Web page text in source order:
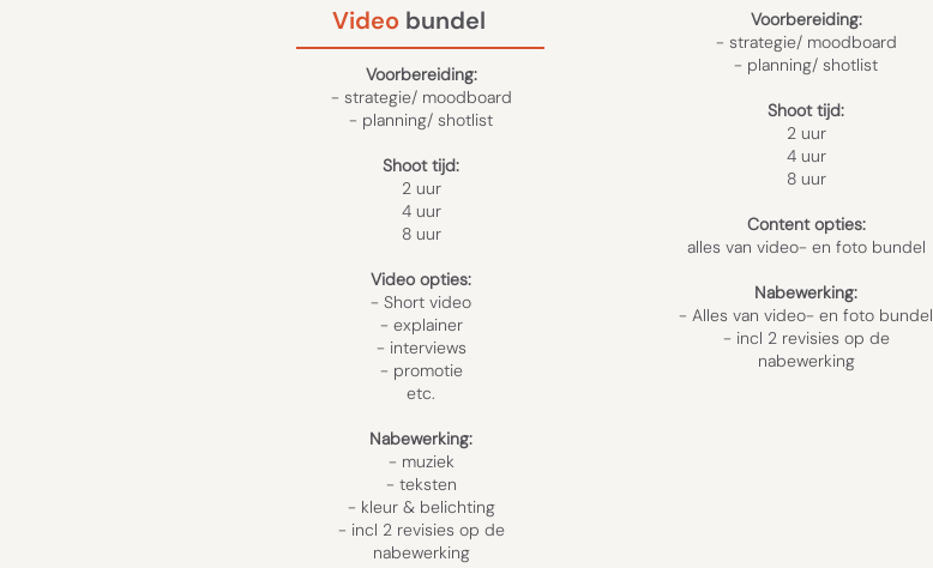
Voorbereiding:
- strategie/ moodboard
- planning/ shotlist
Shoot tijd:
2 uur
4 uur
8 uur
Video opties:
- Short video
- explainer
- interviews
- promotie
etc.
Nabewerking:
- muziek
- teksten
- kleur & belichting
​- incl 2 revisies op de
nabewerking
Video bundel
Voorbereiding:
- strategie/ moodboard
- planning/ shotlist
Shoot tijd:
2 uur
4 uur
8 uur
Content opties:
alles van video- en foto bundel
Nabewerking:
- Alles van video- en foto bundel
​- incl 2 revisies op de
nabewerking